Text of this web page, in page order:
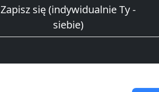
Zapisz się (indywidualnie Ty -
siebie)